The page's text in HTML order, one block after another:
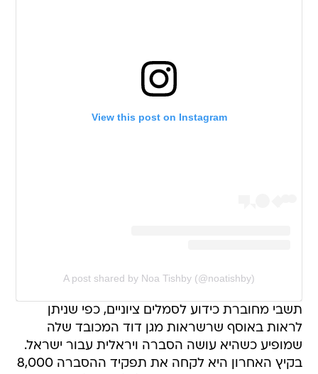
View this post on Instagram
A post shared by Noa Tishby (@noatishby)
תשבי מחוברת כידוע לסמלים ציוניים, כפי שניתן
לראות באוסף שרשראות מגן דוד המכובד שלה
שמופיע כשהיא עושה הסברה ויראלית עבור ישראל.
בקיץ האחרון היא לקחה את תפקיד ההסברה 8,000